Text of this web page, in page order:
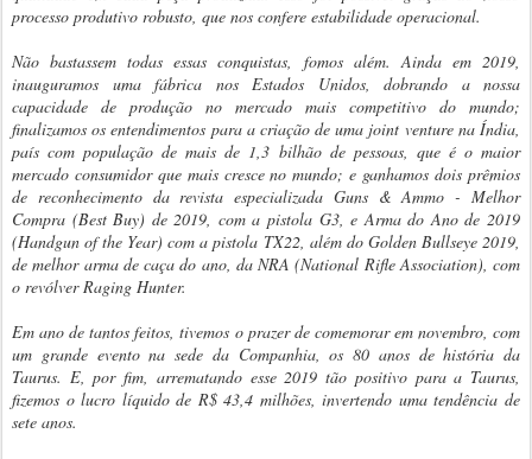
processo produtivo robusto, que nos confere estabilidade operacional.
Não bastassem todas essas conquistas, fomos além. Ainda em 2019,
inauguramos uma fábrica nos Estados Unidos, dobrando a nossa
capacidade de produção no mercado mais competitivo do mundo;
finalizamos os entendimentos para a criação de uma joint venture na Índia,
país com população de mais de 1,3 bilhão de pessoas, que é o maior
mercado consumidor que mais cresce no mundo; e ganhamos dois prêmios
de reconhecimento da revista especializada Guns & Ammo - Melhor
Compra (Best Buy) de 2019, com a pistola G3, e Arma do Ano de 2019
(Handgun of the Year) com a pistola TX22, além do Golden Bullseye 2019,
de melhor arma de caça do ano, da NRA (National Rifle Association), com
o revólver Raging Hunter.
Em ano de tantos feitos, tivemos o prazer de comemorar em novembro, com
um grande evento na sede da Companhia, os 80 anos de história da
Taurus. E, por fim, arrematando esse 2019 tão positivo para a Taurus,
fizemos o lucro líquido de R$ 43,4 milhões, invertendo uma tendência de
sete anos.